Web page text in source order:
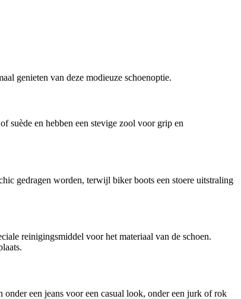
genieten van deze modieuze schoenoptie.
suède en hebben een stevige zool voor grip en
gedragen worden, terwijl biker boots een stoere uitstraling
reinigingsmiddel voor het materiaal van de schoen.
een jeans voor een casual look, onder een jurk of rok